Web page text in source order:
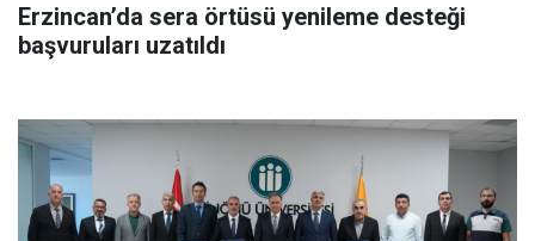
Erzincan’da sera örtüsü yenileme desteği
başvuruları uzatıldı